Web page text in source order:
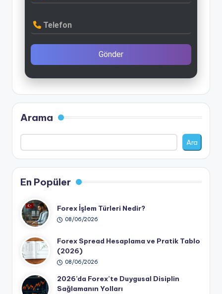
Telefon
Gönder
Arama
Ara
En Popüler
Forex İşlem Türleri Nedir?
08/06/2026
Forex Spread Hesaplama ve Pratik Tablo
(2026)
08/06/2026
2026’da Forex’te Duygusal Disiplin
Sağlamanın Yolları